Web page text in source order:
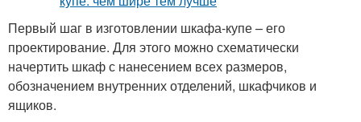
Первый шаг в изготовлении шкафа-купе – его
проектирование. Для этого можно схематически
начертить шкаф с нанесением всех размеров,
обозначением внутренних отделений, шкафчиков и
ящиков.